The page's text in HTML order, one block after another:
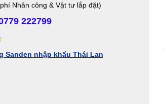
Nhân công & Vật tư lắp đặt)
222799
Sanden nhập khẩu Thái Lan